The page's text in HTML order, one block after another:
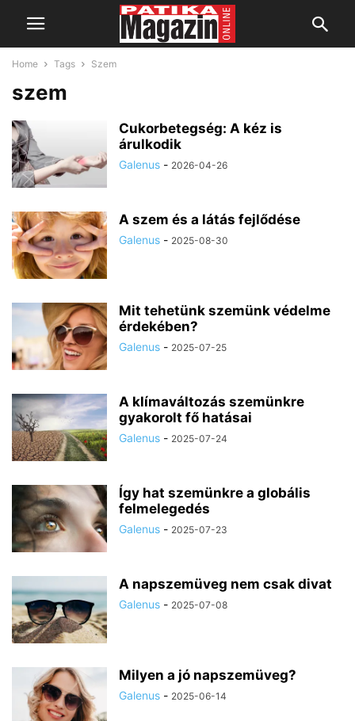
Home Tags Szem
szem
Cukorbetegség: A kéz is
árulkodik
Galenus - 2026-04-26
A szem és a látás fejlődése
Galenus - 2025-08-30
Mit tehetünk szemünk védelme
érdekében?
Galenus - 2025-07-25
A klímaváltozás szemünkre
gyakorolt fő hatásai
Galenus - 2025-07-24
Így hat szemünkre a globális
felmelegedés
Galenus - 2025-07-23
A napszemüveg nem csak divat
Galenus - 2025-07-08
Milyen a jó napszemüveg?
Galenus - 2025-06-14